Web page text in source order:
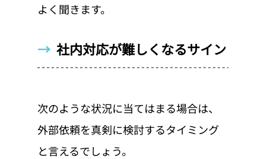
よく聞きます。
→ 社内対応が難しくなるサイン
次のような状況に当てはまる場合は、
外部依頼を真剣に検討するタイミング
と言えるでしょう。